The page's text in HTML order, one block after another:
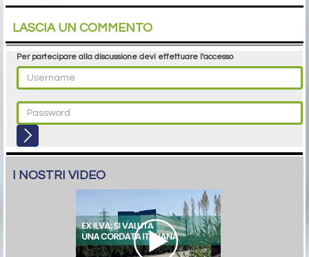
LASCIA UN COMMENTO
Per partecipare alla discussione devi effettuare l'accesso
I NOSTRI VIDEO